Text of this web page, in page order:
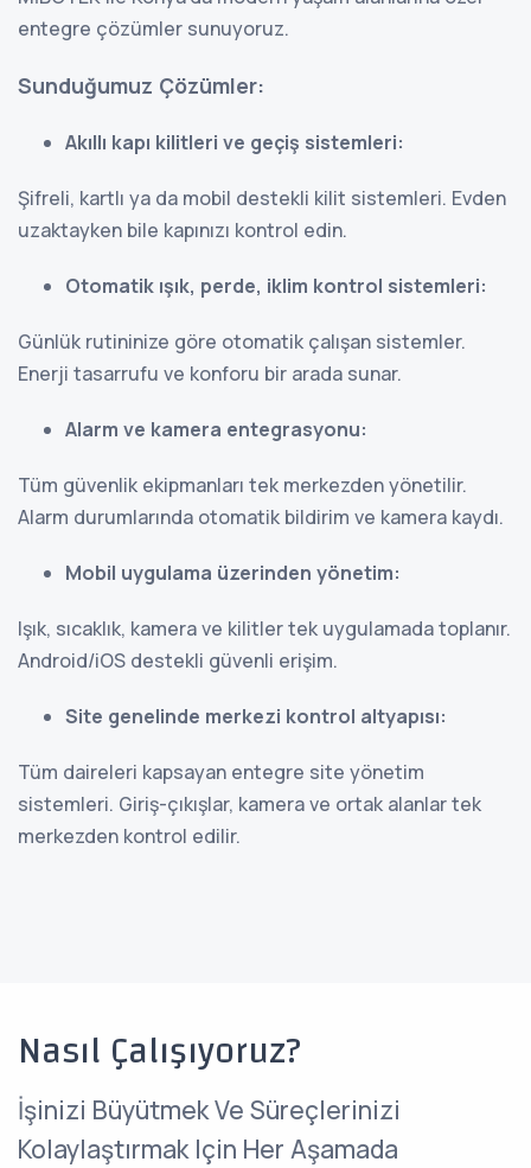
entegre çözümler sunuyoruz.
Sunduğumuz Çözümler:
Akıllı kapı kilitleri ve geçiş sistemleri:
Şifreli, kartlı ya da mobil destekli kilit sistemleri. Evden
uzaktayken bile kapınızı kontrol edin.
Otomatik ışık, perde, iklim kontrol sistemleri:
Günlük rutininize göre otomatik çalışan sistemler.
Enerji tasarrufu ve konforu bir arada sunar.
Alarm ve kamera entegrasyonu:
Tüm güvenlik ekipmanları tek merkezden yönetilir.
Alarm durumlarında otomatik bildirim ve kamera kaydı.
Mobil uygulama üzerinden yönetim:
Işık, sıcaklık, kamera ve kilitler tek uygulamada toplanır.
Android/iOS destekli güvenli erişim.
Site genelinde merkezi kontrol altyapısı:
Tüm daireleri kapsayan entegre site yönetim
sistemleri. Giriş-çıkışlar, kamera ve ortak alanlar tek
merkezden kontrol edilir.
Nasıl Çalışıyoruz?
İşinizi Büyütmek Ve Süreçlerinizi
Kolaylaştırmak Için Her Aşamada